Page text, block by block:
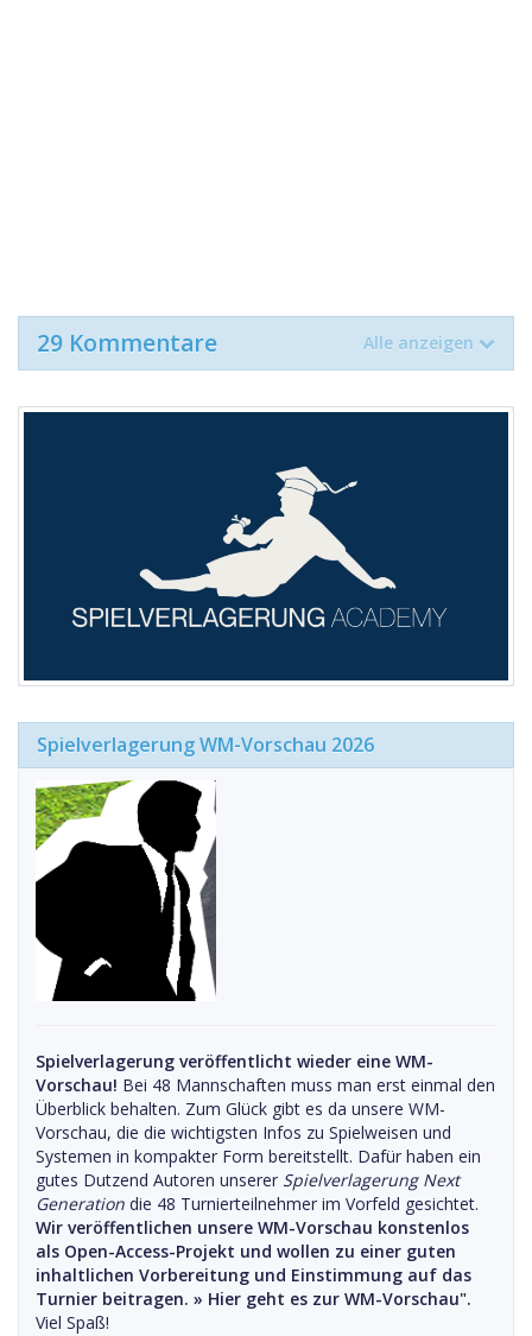
29 Kommentare Alle anzeigen
Spielverlagerung WM-Vorschau 2026
Spielverlagerung veröffentlicht wieder eine WM-
Vorschau! Bei 48 Mannschaften muss man erst einmal den
Überblick behalten. Zum Glück gibt es da unsere WM-
Vorschau, die die wichtigsten Infos zu Spielweisen und
Systemen in kompakter Form bereitstellt. Dafür haben ein
gutes Dutzend Autoren unserer Spielverlagerung Next
Generation die 48 Turnierteilnehmer im Vorfeld gesichtet.
Wir veröffentlichen unsere WM-Vorschau konstenlos
als Open-Access-Projekt und wollen zu einer guten
inhaltlichen Vorbereitung und Einstimmung auf das
Turnier beitragen. » Hier geht es zur WM-Vorschau".
Viel Spaß!